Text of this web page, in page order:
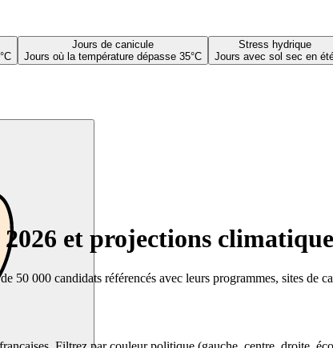
Jours de canicule
Jours où la température dépasse 35°C
Stress hydrique
Jours avec sol sec en
et projections
50 000 candidats référencés avec leurs programmes, sites de